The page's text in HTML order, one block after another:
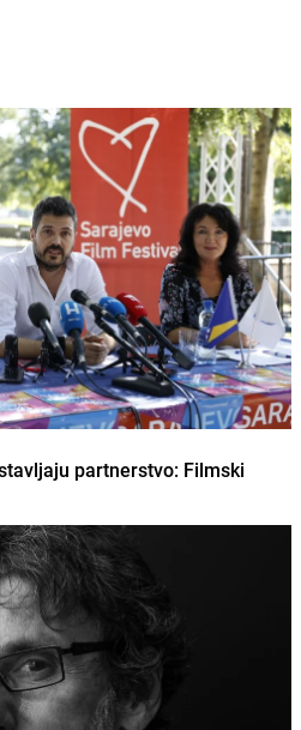
partnerstvo: Filmski